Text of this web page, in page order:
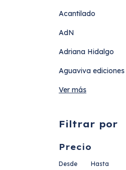
Acantilado
AdN
Adriana Hidalgo
Aguaviva ediciones
Ver más
Filtrar por
Precio
Desde Hasta